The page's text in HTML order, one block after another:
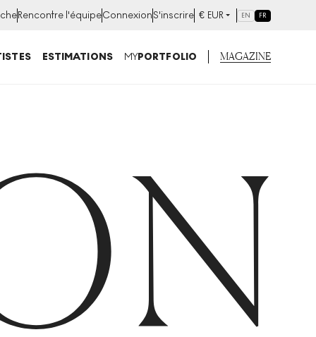
Rencontre l'équipeConnexionS'inscrire € EUR EN FR
ESTIMATIONS MYPORTFOLIO MAGAZINE